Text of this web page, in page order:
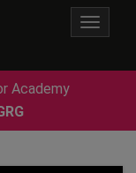
Toggle
Academy